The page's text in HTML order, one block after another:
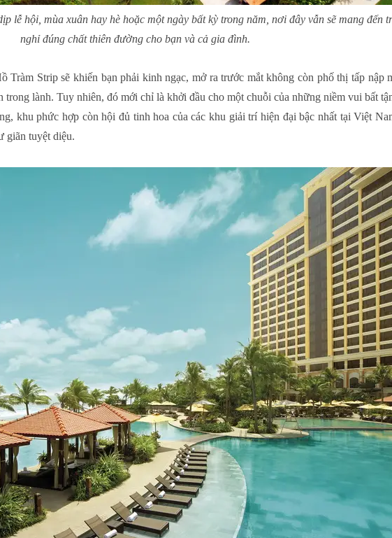
lễ hội, mùa xuân hay hè hoặc một ngày bất kỳ trong năm, nơi đây vẫn sẽ mang đến
nghỉ đúng chất thiên đường cho bạn và cả gia đình.
Tràm Strip sẽ khiến bạn phải kinh ngạc, mở ra trước mắt không còn phố thị tấp nập
trong lành. Tuy nhiên, đó mới chỉ là khởi đầu cho một chuỗi của những niềm vui bất
khu phức hợp còn hội đủ tinh hoa của các khu giải trí hiện đại bậc nhất tại Việt
giãn tuyệt diệu.